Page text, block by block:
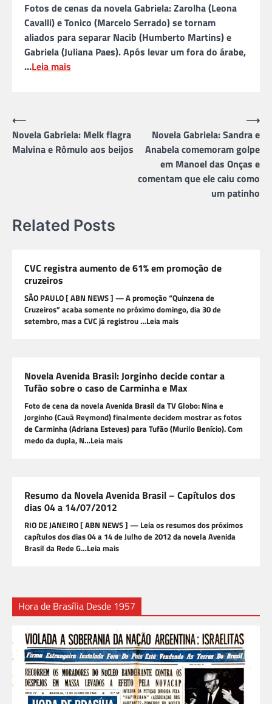
Fotos de cenas da novela Gabriela: Zarolha (Leona
Cavalli) e Tonico (Marcelo Serrado) se tornam
aliados para separar Nacib (Humberto Martins) e
Gabriela (Juliana Paes). Após levar um fora do árabe,
…Leia mais
Navegação
de
Post
⟵
Novela Gabriela: Melk flagra
Malvina e Rômulo aos beijos
Novela Gabriela: Sandra e
Anabela comemoram golpe
em Manoel das Onças e
comentam que ele caiu como
um patinho
⟶
Related Posts
CVC registra aumento de 61% em promoção de
cruzeiros
SÃO PAULO [ ABN NEWS ] — A promoção “Quinzena de
Cruzeiros” acaba somente no próximo domingo, dia 30 de
setembro, mas a CVC já registrou …Leia mais
Novela Avenida Brasil: Jorginho decide contar a
Tufão sobre o caso de Carminha e Max
Foto de cena da novela Avenida Brasil da TV Globo: Nina e
Jorginho (Cauã Reymond) finalmente decidem mostrar as fotos
de Carminha (Adriana Esteves) para Tufão (Murilo Benício). Com
medo da dupla, N…Leia mais
Resumo da Novela Avenida Brasil – Capítulos dos
dias 04 a 14/07/2012
RIO DE JANEIRO [ ABN NEWS ] — Leia os resumos dos próximos
capítulos dos dias 04 a 14 de Julho de 2012 da novela Avenida
Brasil da Rede G…Leia mais
Hora de Brasília Desde 1957